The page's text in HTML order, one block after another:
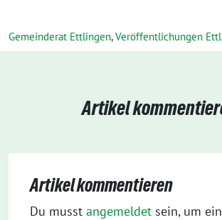
Gemeinderat Ettlingen,Veröffentlichungen
Artikel
Artikel kommentieren
Du musst angemeldet sein, um